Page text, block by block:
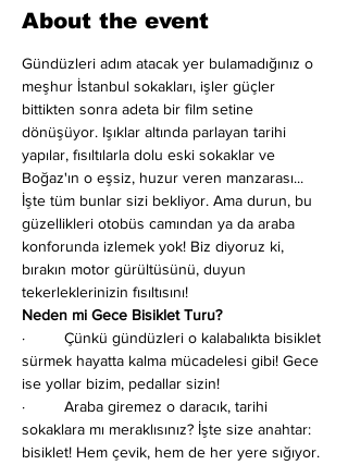
About the event
Gündüzleri adım atacak yer bulamadığınız o
meşhur İstanbul sokakları, işler güçler
bittikten sonra adeta bir film setine
dönüşüyor. Işıklar altında parlayan tarihi
yapılar, fısıltılarla dolu eski sokaklar ve
Boğaz'ın o eşsiz, huzur veren manzarası...
İşte tüm bunlar sizi bekliyor. Ama durun, bu
güzellikleri otobüs camından ya da araba
konforunda izlemek yok! Biz diyoruz ki,
bırakın motor gürültüsünü, duyun
tekerleklerinizin fısıltısını!
Neden mi Gece Bisiklet Turu?
·         Çünkü gündüzleri o kalabalıkta bisiklet
sürmek hayatta kalma mücadelesi gibi! Gece
ise yollar bizim, pedallar sizin!
·         Araba giremez o daracık, tarihi
sokaklara mı meraklısınız? İşte size anahtar:
bisiklet! Hem çevik, hem de her yere sığıyor.